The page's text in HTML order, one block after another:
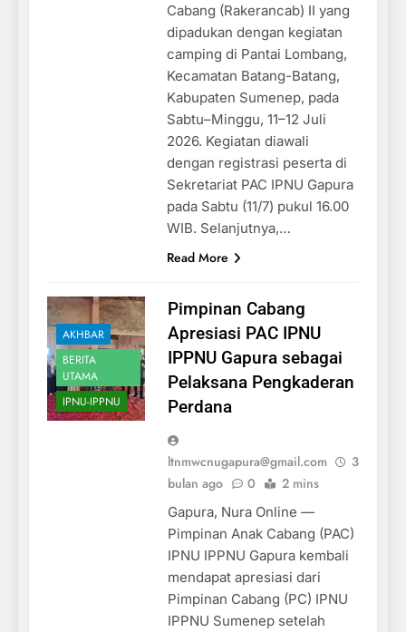
Cabang (Rakerancab) II yang
dipadukan dengan kegiatan
camping di Pantai Lombang,
Kecamatan Batang-Batang,
Kabupaten Sumenep, pada
Sabtu–Minggu, 11–12 Juli
2026. Kegiatan diawali
dengan registrasi peserta di
Sekretariat PAC IPNU Gapura
pada Sabtu (11/7) pukul 16.00
WIB. Selanjutnya,…
Read More
AKHBAR
BERITA
UTAMA
IPNU-IPPNU
Pimpinan Cabang
Apresiasi PAC IPNU
IPPNU Gapura sebagai
Pelaksana Pengkaderan
Perdana
ltnmwcnugapura@gmail.com
3
bulan ago
0 2 mins
Gapura, Nura Online —
Pimpinan Anak Cabang (PAC)
IPNU IPPNU Gapura kembali
mendapat apresiasi dari
Pimpinan Cabang (PC) IPNU
IPPNU Sumenep setelah